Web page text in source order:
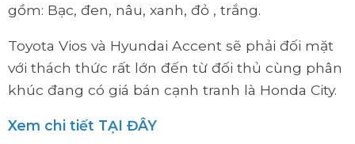
gồm: Bạc, đen, nâu, xanh, đỏ , trắng.
Toyota Vios và Hyundai Accent sẽ phải đối mặt
với thách thức rất lớn đến từ đối thủ cùng phân
khúc đang có giá bán cạnh tranh là Honda City.
Xem chi tiết TẠI ĐÂY